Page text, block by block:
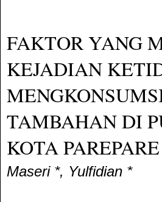
FAKTOR YANG
KEJADIAN
TAMBAHAN DI
KOTA PAREPARE
Maseri *, Yulfidian *